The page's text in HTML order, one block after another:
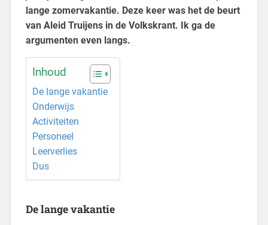
lange zomervakantie. Deze keer was het de beurt
van Aleid Truijens in de Volkskrant. Ik ga de
argumenten even langs.
Inhoud
De lange vakantie
Onderwijs
Activiteiten
Personeel
Leerverlies
Dus
De lange vakantie